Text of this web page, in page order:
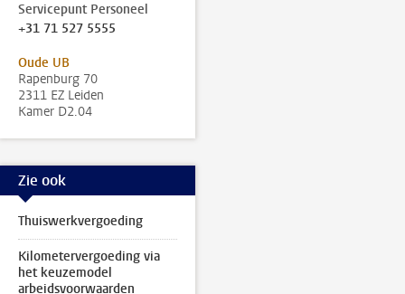
Servicepunt Personeel
+31 71 527 5555
Oude UB
Rapenburg 70
2311 EZ Leiden
Kamer D2.04
Zie ook
Thuiswerkvergoeding
Kilometervergoeding via
het keuzemodel
arbeidsvoorwaarden